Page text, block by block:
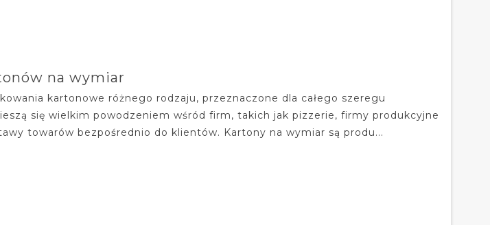
na wymiar
kartonowe różnego rodzaju, przeznaczone dla całego szeregu
się wielkim powodzeniem wśród firm, takich jak pizzerie, firmy produkcyjne
towarów bezpośrednio do klientów. Kartony na wymiar są produ...